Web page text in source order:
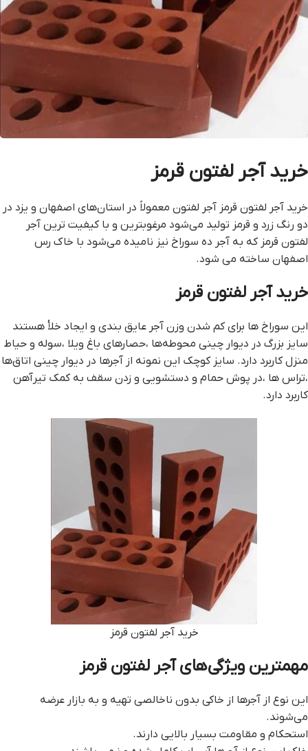
خرید آجر لفتون قرمز
خرید آجر لفتون قرمز آجر لفتون معمولاً در استان‌های اصفهان و یزد در
دو رنگ زرد و قرمز تولید می‌شود مرغوبترین و با کیفیت ترین آجر
لفتون قرمز که به آجر ده سوراخ نیز نامیده می‌شود با خاک رس
اصفهان ساخته می شود.
خرید آجر لفتون قرمز
این سوراخ ها برای کم شدن وزن آجر عایق بندی و ایجاد خلأ هستند
سایز بزرگ در دیوار چینی محوطه‌ها ،حصارهای باغ ویلا ،سوله و حیاط
منزل کاربرد دارد. سایز کوچک این نمونه از آجرها در دیوار چینی اتاق‌ها
،تراس ها ،در پوش حمام و دستشویی و زدن سقف به کمک تیرآهن
کاربرد دارد.
خرید آجر لفتون قرمز
مهمترین ویژگی‌های آجر لفتون قرمز
این نوع از آجرها از خاکی بدون ناخالصی تهیه و به بازار عرضه
می‌شوند.
استحکام و مقاومت بسیار بالایی دارند.